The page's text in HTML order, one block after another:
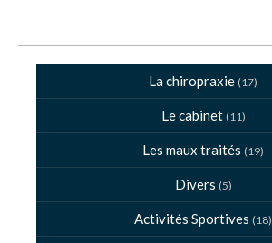
La chiropraxie (17)
Le cabinet (11)
Les maux traités (19)
Divers (5)
Activités Sportives (18)